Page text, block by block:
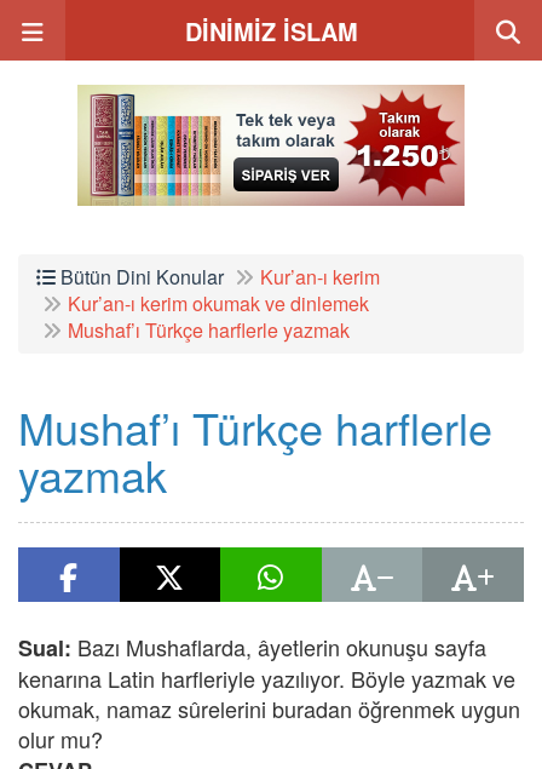
DİNİMİZ İSLAM
Bütün Dini Konular
Kur’an-ı kerim
Kur’an-ı kerim okumak ve dinlemek
Mushaf’ı Türkçe harflerle yazmak
Mushaf’ı Türkçe harflerle
yazmak
Sual: Bazı Mushaflarda, âyetlerin okunuşu sayfa
kenarına Latin harfleriyle yazılıyor. Böyle yazmak ve
okumak, namaz sûrelerini buradan öğrenmek uygun
olur mu?